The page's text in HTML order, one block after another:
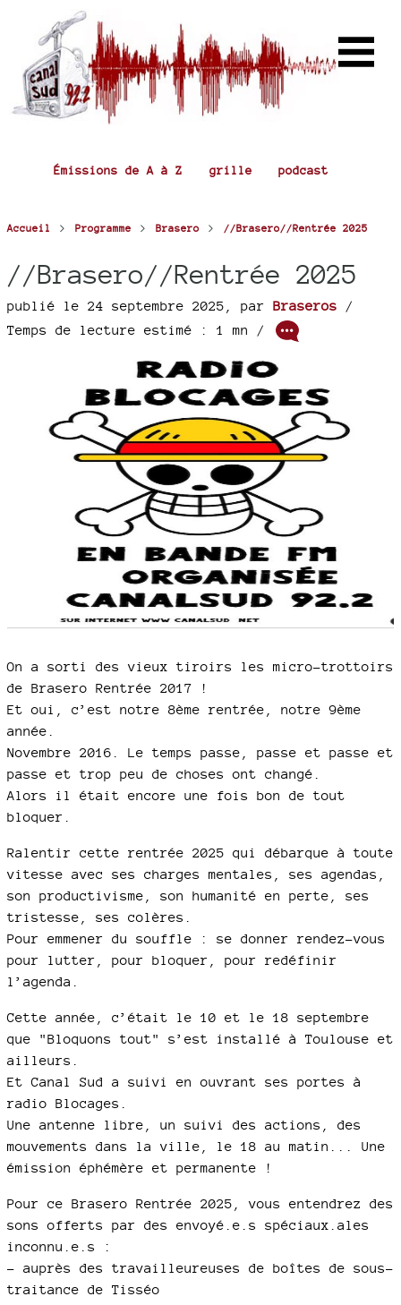
Émissions de A à Z grille podcast
Accueil > Programme > Brasero > //Brasero//Rentrée 2025
//Brasero//Rentrée 2025
publié le 24 septembre 2025 par Braseros /
Temps de lecture estimé : 1 mn /
On a sorti des vieux tiroirs les micro-trottoirs
de Brasero Rentrée 2017 !
Et oui, c’est notre 8ème rentrée, notre 9ème
année.
Novembre 2016. Le temps passe, passe et passe et
passe et trop peu de choses ont changé.
Alors il était encore une fois bon de tout
bloquer.
Ralentir cette rentrée 2025 qui débarque à toute
vitesse avec ses charges mentales, ses agendas,
son productivisme, son humanité en perte, ses
tristesse, ses colères.
Pour emmener du souffle : se donner rendez-vous
pour lutter, pour bloquer, pour redéfinir
l’agenda.
Cette année, c’était le 10 et le 18 septembre
que "Bloquons tout" s’est installé à Toulouse et
ailleurs.
Et Canal Sud a suivi en ouvrant ses portes à
radio Blocages.
Une antenne libre, un suivi des actions, des
mouvements dans la ville, le 18 au matin... Une
émission éphémère et permanente !
Pour ce Brasero Rentrée 2025, vous entendrez des
sons offerts par des envoyé.e.s spéciaux.ales
inconnu.e.s :
– auprès des travailleureuses de boîtes de sous-
traitance de Tisséo